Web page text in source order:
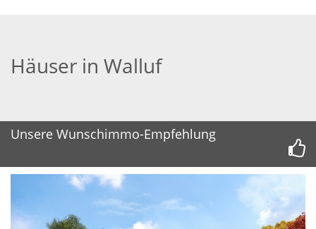
Häuser in Walluf
Unsere Wunschimmo-Empfehlung